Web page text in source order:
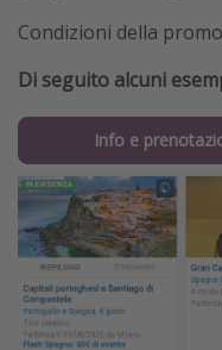
Condizioni della
Di seguito alcuni
Info e